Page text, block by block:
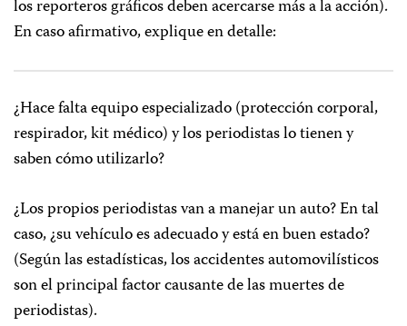
los reporteros gráficos deben acercarse más a la acción).
En caso afirmativo, explique en detalle:
¿Hace falta equipo especializado (protección corporal,
respirador, kit médico) y los periodistas lo tienen y
saben cómo utilizarlo?
¿Los propios periodistas van a manejar un auto? En tal
caso, ¿su vehículo es adecuado y está en buen estado?
(Según las estadísticas, los accidentes automovilísticos
son el principal factor causante de las muertes de
periodistas).